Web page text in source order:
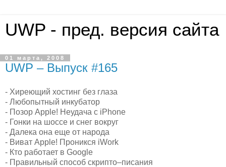
UWP - пред. версия сайта
01 марта, 2008
UWP – Выпуск #165
- Хиреющий хостинг без глаза
- Любопытный инкубатор
- Позор Apple! Неудача с iPhone
- Гонки на шоссе и снег вокруг
- Далека она еще от народа
- Виват Apple! Проникся iWork
- Кто работает в Google
- Правильный способ скрипто–писания